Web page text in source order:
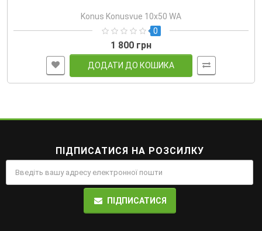
Konus Konusvue 10x50 WA
0
1 800 грн
ДОДАТИ ДО КОШИКА
ПІДПИСАТИСЯ НА РОЗСИЛКУ
ПІДПИСАТИСЯ